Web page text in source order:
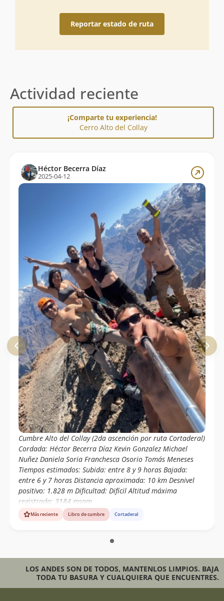
Reportar estado de ruta
Actividad reciente
¡Comparte tu experiencia!
Cerro Alto del Collay
Héctor Becerra Díaz
2025-04-12
Cumbre Alto del Collay (2da ascención por ruta Cortaderal)
Cordada: Héctor Becerra Díaz Kevin Gonzalez Michael
Nuñez Daniela Soria Franchesca Osorio Tomás Meneses
Tiempos estimados: Subida: entre 8 y 9 horas Bajada:
entre 6 y 7 horas Distancia aproximada: 10 km Desnivel
positivo: 1.828 m Dificultad: Difícil Altitud máxima
registrada: 3184 msnm
Más reciente Libro de cumbre Cortaderal
LOS ANDES SON DE TODOS, MANTENLOS LIMPIOS. BAJA
TODA TU BASURA Y CUALQUIERA QUE ENCUENTRES.